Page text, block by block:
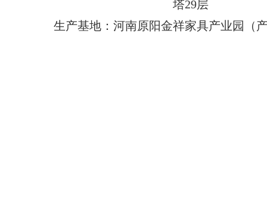
塔29层
生产基地：河南原阳金祥家具产业园（